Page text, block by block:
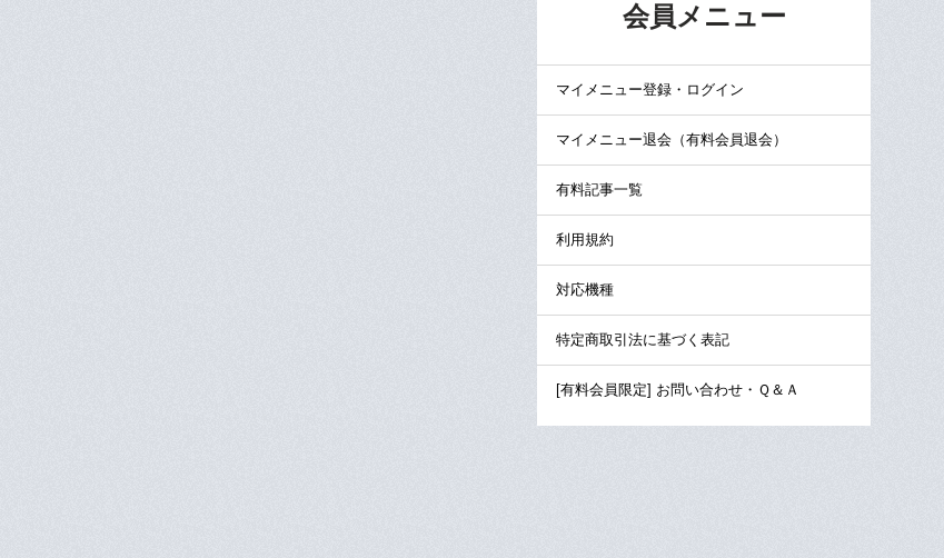
会員メニュー
マイメニュー登録・ログイン
マイメニュー退会（有料会員退会）
有料記事一覧
利用規約
対応機種
特定商取引法に基づく表記
[有料会員限定] お問い合わせ・Ｑ＆Ａ